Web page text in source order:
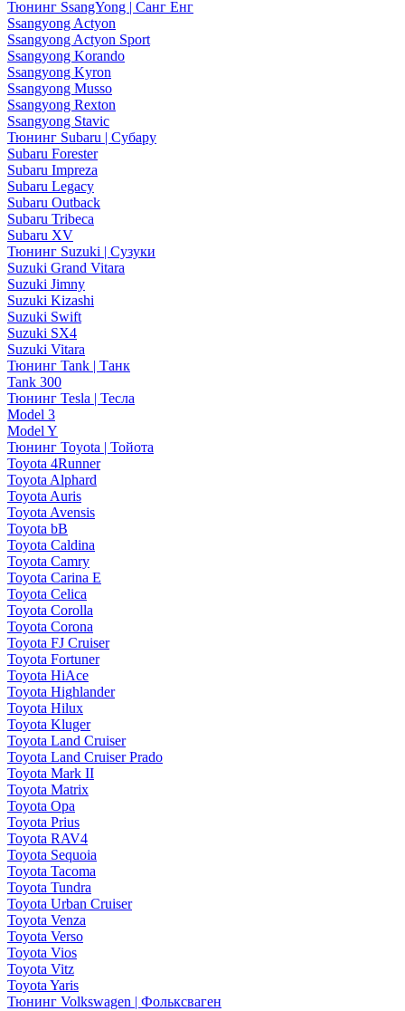
Тюнинг SsangYong | Санг Енг
Ssangyong Actyon
Ssangyong Actyon Sport
Ssangyong Korando
Ssangyong Kyron
Ssangyong Musso
Ssangyong Rexton
Ssangyong Stavic
Тюнинг Subaru | Субару
Subaru Forester
Subaru Impreza
Subaru Legacy
Subaru Outback
Subaru Tribeca
Subaru XV
Тюнинг Suzuki | Сузуки
Suzuki Grand Vitara
Suzuki Jimny
Suzuki Kizashi
Suzuki Swift
Suzuki SX4
Suzuki Vitara
Тюнинг Tank | Танк
Tank 300
Тюнинг Tesla | Тесла
Model 3
Model Y
Тюнинг Toyota | Тойота
Toyota 4Runner
Toyota Alphard
Toyota Auris
Toyota Avensis
Toyota bB
Toyota Caldina
Toyota Camry
Toyota Carina E
Toyota Celica
Toyota Corolla
Toyota Corona
Toyota FJ Cruiser
Toyota Fortuner
Toyota HiAce
Toyota Highlander
Toyota Hilux
Toyota Kluger
Toyota Land Cruiser
Toyota Land Cruiser Prado
Toyota Mark II
Toyota Matrix
Toyota Opa
Toyota Prius
Toyota RAV4
Toyota Sequoia
Toyota Tacoma
Toyota Tundra
Toyota Urban Cruiser
Toyota Venza
Toyota Verso
Toyota Vios
Toyota Vitz
Toyota Yaris
Тюнинг Volkswagen | Фольксваген